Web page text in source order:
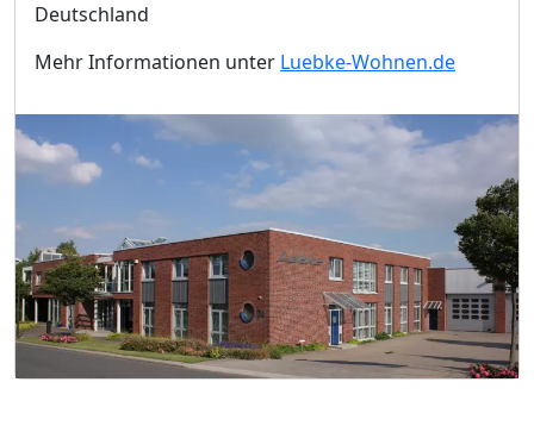
Deutschland
Mehr Informationen unter Luebke-Wohnen.de